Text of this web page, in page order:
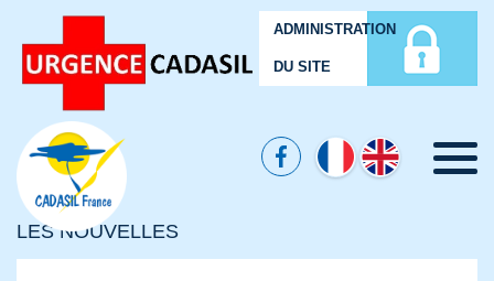
ADMINISTRATION
DU SITE
Menu
LES NOUVELLES